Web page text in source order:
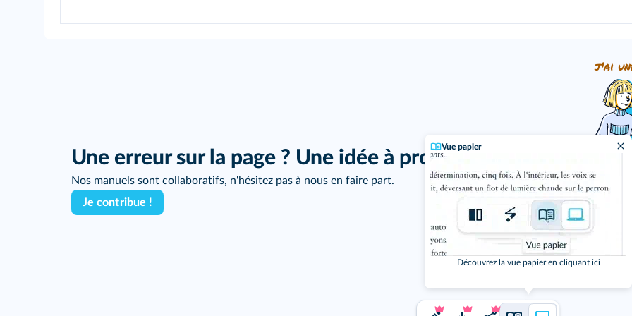
Vue papier
Découvrez la vue papier en cliquant ici
Une erreur sur la page ? Une idée à proposer ?
Nos manuels sont collaboratifs, n'hésitez pas à nous en faire part.
Je contribue !
j'ai